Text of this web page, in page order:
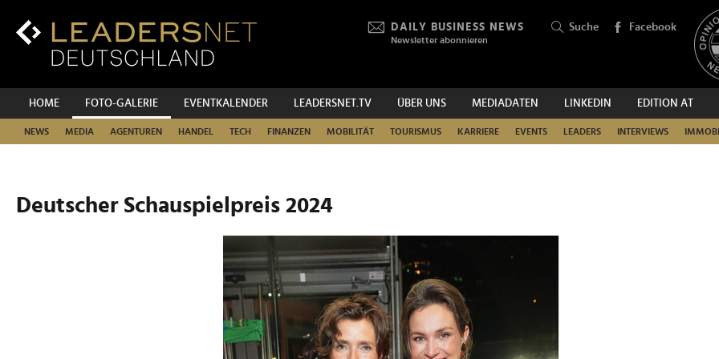
Inhalt
Hauptnavigation
DAILY BUSINESS NEWS
Newsletter abonnieren
Suche Facebook
HOME FOTO-GALERIE EVENTKALENDER LEADERSNET.TV ÜBER UNS MEDIADATEN LINKEDIN EDITION AT
NEWS MEDIA AGENTUREN HANDEL TECH FINANZEN MOBILITÄT TOURISMUS KARRIERE EVENTS LEADERS INTERVIEWS
SUCHEN
Deutscher Schauspielpreis 2024